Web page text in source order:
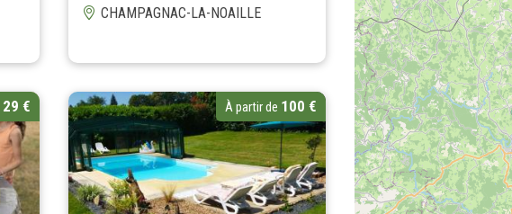
CHAMPAGNAC-LA-NOAILLE
29 € À partir de 100 €